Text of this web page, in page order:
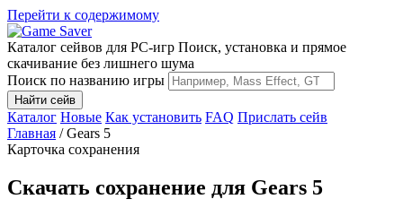
Перейти к содержимому
Каталог сейвов для PC-игр Поиск, установка и прямое
скачивание без лишнего шума
Поиск по названию игры
Найти сейв
Каталог Новые Как установить FAQ Прислать сейв
Главная / Gears 5
Карточка сохранения
Скачать сохранение для Gears 5